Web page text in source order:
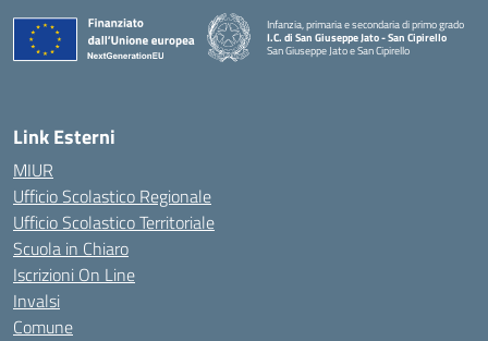
Infanzia, primaria e secondaria di primo grado
I.C. di San Giuseppe Jato - San Cipirello
San Giuseppe Jato e San Cipirello
Link Esterni
MIUR
Ufficio Scolastico Regionale
Ufficio Scolastico Territoriale
Scuola in Chiaro
Iscrizioni On Line
Invalsi
Comune